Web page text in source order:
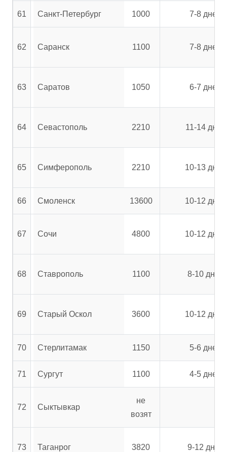
61 Санкт-Петербург 1000 7-8 дней
62 Саранск 1100 7-8 дней
63 Саратов 1050 6-7 дней
64 Севастополь 2210 11-14 дней
65 Симферополь 2210 10-13 дней
66 Смоленск 13600 10-12 дней
67 Сочи 4800 10-12 дней
68 Ставрополь 1100 8-10 дней
69 Старый Оскол 3600 10-12 дней
70 Стерлитамак 1150 5-6 дней
71 Сургут 1100 4-5 дней
72 Сыктывкар
не
возят
73 Таганрог 3820 9-12 дней